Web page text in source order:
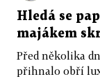
Hledá se
majákem
Před několika
přihnalo obří